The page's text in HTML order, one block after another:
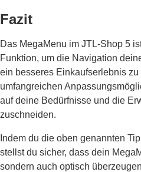
Fazit
Das MegaMenu im JTL-Shop 5
Funktion, um die Navigation
ein besseres Einkaufserlebnis zu
umfangreichen
auf deine Bedürfnisse und die
zuschneiden.
Indem du die oben genannten
stellst du sicher, dass dein
sondern auch optisch